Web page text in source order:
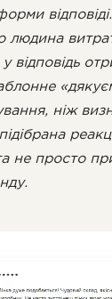
відповіді.
людина
у відповідь
ніж
не просто